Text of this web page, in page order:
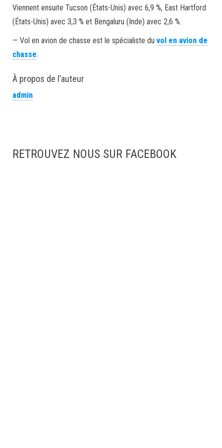
Viennent ensuite Tucson (États-Unis) avec 6,9 %, East Hartford
(États-Unis) avec 3,3 % et Bengaluru (Inde) avec 2,6 %.
— Vol en avion de chasse est le spécialiste du vol en avion de
chasse.
À propos de l’auteur
admin
RETROUVEZ NOUS SUR FACEBOOK